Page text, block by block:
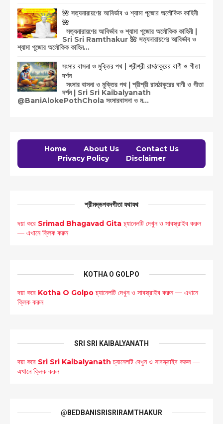
🌺 সত্যনারায়ণের আবির্ভাব ও শ্যামা পূজোর অলৌকিক কাহিনী
🌺
সত্যনারায়ণের আবির্ভাব ও শ্যামা পূজোর অলৌকিক কাহিনী |
Sri Sri Ramthakur 🌺 সত্যনারায়ণের আবির্ভাব ও
শ্যামা পূজোর অলৌকিক কাহিন...
সংসার বাসনা ও মুক্তির পথ | শ্রীশ্রী রামঠাকুরের বাণী ও গীতা
দর্শন
সংসার বাসনা ও মুক্তির পথ | শ্রীশ্রী রামঠাকুরের বাণী ও গীতা
দর্শন | Sri Sri Kaibalyanath
@BaniAlokePothChola সংসারবাসনা ও ম...
Home About Us
Contact Us
Privacy Policy
Disclaimer
শ্রীমদ্ভগবদগীতা যথাযথ
দয়া করে Srimad Bhagavad Gitaচ্যানেলটি দেখুন ও সাবস্ক্রাইব করুন
— এখানে ক্লিক করুন
KOTHA O GOLPO
দয়া করে Kotha O Golpoচ্যানেলটি দেখুন ও সাবস্ক্রাইব করুন — এখানে
ক্লিক করুন
SRI SRI KAIBALYANATH
দয়া করে Sri Sri Kaibalyanath চ্যানেলটি দেখুন ও সাবস্ক্রাইব করুন —
এখানে ক্লিক করুন
@BEDBANISRISRIRAMTHAKUR